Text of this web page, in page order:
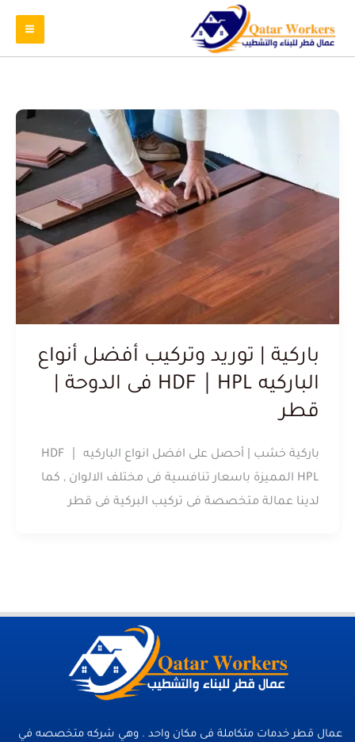
باركية | توريد وتركيب أفضل أنواع
الباركيه HDF｜HPL فى الدوحة |
قطر
باركية خشب | أحصل على افضل انواع الباركيه HDF ｜
HPL المميزة باسعار تنافسية فى مختلف الالوان , كما
لدينا عمالة متخصصة فى تركيب البركية فى قطر
عمال قطر خدمات متكاملة فى مكان واحد . وهي شركه متخصصه في